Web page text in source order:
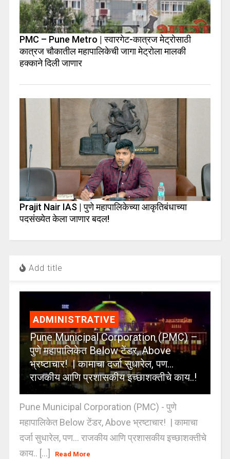
PMC – Pune Metro | स्वारगेट-कात्रज मेट्रोसाठी
कात्रज चौकातील महापालिकेची जागा मेट्रोला मालकी
हक्काने दिली जाणार
Prajit Nair IAS | पुणे महापालिकेच्या आकृतिबंधाच्या
पदसंख्येत केला जाणार बदल!
Add title
ADMINISTRATIVE
Pune Municipal Corporation (PMC) –
पुणे महापालिकेत Below टेंडर, Above
भ्रष्टाचार! | कामाचा दर्जा सुधारेल, पण…
राजकीय आणि प्रशासकीय इच्छाशक्तीचे काय..!
Pune Municipal Corporation (PMC) - पुणे
महापालिकेत Below टेंडर, Above भ्रष्टाचार! | कामाचा
दर्जा सुधारेल, पण… राजकीय आणि प्रशासकीय इच्छाशक्तीचे
काय.. [...]
Read More